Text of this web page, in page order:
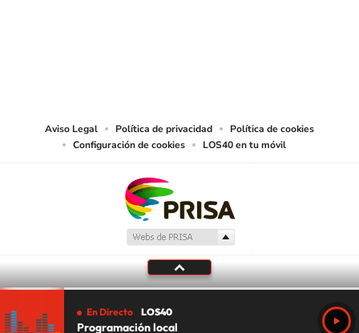
Aviso Legal Política de privacidad
Política de cookies
Configuración de cookies
LOS40 en tu móvil
En Directo LOS40
Programación local